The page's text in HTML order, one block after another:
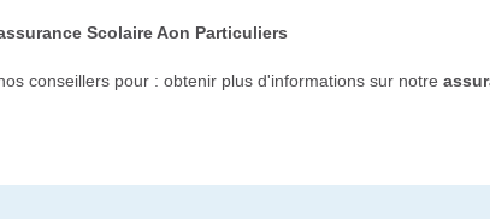
Scolaire Aon Particuliers
conseillers pour : obtenir plus d'informations sur notre